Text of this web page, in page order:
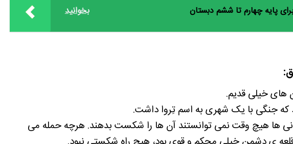
بخوانید پایه چهارم تا ششم دبستان
های خیلی قدیم.
که جنگی با یک شهری به اسم تِروا داشت.
ها هیچ وقت نمی توانستند آن ها را شکست بدهند. هرچه حمله می